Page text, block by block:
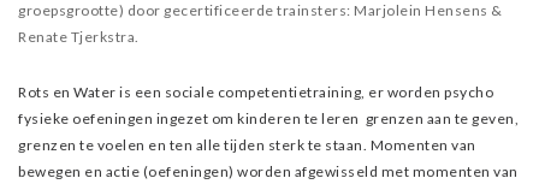
groepsgrootte) door gecertificeerde trainsters: Marjolein Hensens &
Renate Tjerkstra.
Rots en Water is een sociale competentietraining, er worden psycho
fysieke oefeningen ingezet om kinderen te leren grenzen aan te geven,
grenzen te voelen en ten alle tijden sterk te staan. Momenten van
bewegen en actie (oefeningen) worden afgewisseld met momenten van